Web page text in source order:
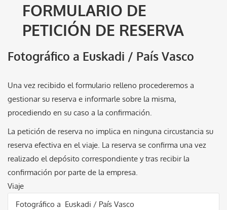
FORMULARIO DE
PETICIÓN DE RESERVA
Fotográfico a Euskadi / País Vasco
Una vez recibido el formulario relleno procederemos a
gestionar su reserva e informarle sobre la misma,
procediendo en su caso a la confirmación.
La petición de reserva no implica en ninguna circustancia su
reserva efectiva en el viaje. La reserva se confirma una vez
realizado el depósito correspondiente y tras recibir la
confirmación por parte de la empresa.
Viaje